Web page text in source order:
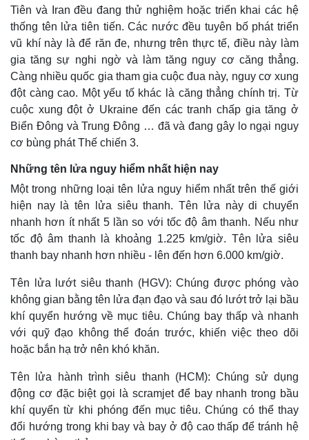
Thế giới
Quan sát
Hồ sơ
Multimedia
E-Magazine
Infographic
Tiên và Iran đều đang thử nghiệm hoặc triển khai các hệ
thống tên lửa tiên tiến. Các nước đều tuyên bố phát triển
vũ khí này là để răn đe, nhưng trên thực tế, điều này làm
gia tăng sự nghi ngờ và làm tăng nguy cơ căng thẳng.
Càng nhiều quốc gia tham gia cuộc đua này, nguy cơ xung
đột càng cao. Một yếu tố khác là căng thẳng chính trị. Từ
cuộc xung đột ở Ukraine đến các tranh chấp gia tăng ở
Biển Đông và Trung Đông … đã và đang gây lo ngại nguy
cơ bùng phát Thế chiến 3.
Những tên lửa nguy hiểm nhất hiện nay
Một trong những loại tên lửa nguy hiểm nhất trên thế giới
hiện nay là tên lửa siêu thanh. Tên lửa này di chuyển
nhanh hơn ít nhất 5 lần so với tốc độ âm thanh. Nếu như
tốc độ âm thanh là khoảng 1.225 km/giờ. Tên lửa siêu
thanh bay nhanh hơn nhiều - lên đến hơn 6.000 km/giờ.
Tên lửa lướt siêu thanh (HGV): Chúng được phóng vào
không gian bằng tên lửa đạn đạo và sau đó lướt trở lại bầu
khí quyển hướng về mục tiêu. Chúng bay thấp và nhanh
với quỹ đạo không thể đoán trước, khiến việc theo dõi
hoặc bắn hạ trở nên khó khăn.
Tên lửa hành trình siêu thanh (HCM): Chúng sử dụng
động cơ đặc biệt gọi là scramjet để bay nhanh trong bầu
khí quyển từ khi phóng đến mục tiêu. Chúng có thể thay
đổi hướng trong khi bay và bay ở độ cao thấp để tránh hệ